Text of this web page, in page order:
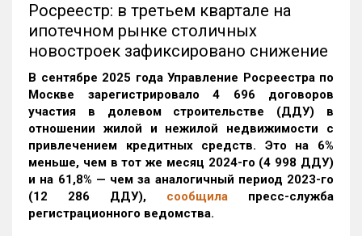
Росреестр: в третьем квартале на
ипотечном рынке столичных
новостроек зафиксировано снижение
В сентябре 2025 года Управление Росреестра по
Москве зарегистрировало 4 696 договоров
участия в долевом строительстве (ДДУ) в
отношении жилой и нежилой недвижимости с
привлечением кредитных средств. Это на 6%
меньше, чем в тот же месяц 2024-го (4 998 ДДУ)
и на 61,8% — чем за аналогичный период 2023-го
(12 286 ДДУ), сообщила пресс-служба
регистрационного ведомства.